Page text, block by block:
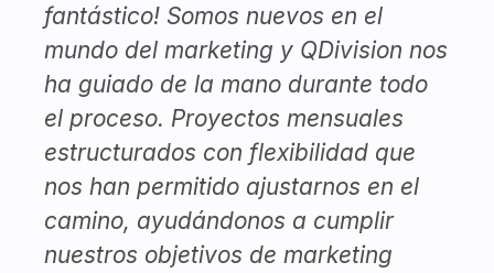
fantástico! Somos nuevos en el
mundo del marketing y QDivision nos
ha guiado de la mano durante todo
el proceso. Proyectos mensuales
estructurados con flexibilidad que
nos han permitido ajustarnos en el
camino, ayudándonos a cumplir
nuestros objetivos de marketing